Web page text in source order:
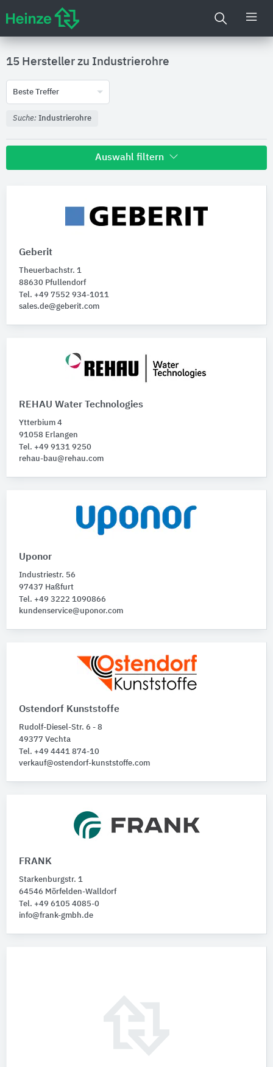
15 Hersteller zu Industrierohre
Beste Treffer
Suche: Industrierohre
Auswahl filtern
Umweltdeklarationen (EPDs)
Rohre
Mantel- und Verbundmantelrohre
Geberit
Theuerbachstr. 1
88630 Pfullendorf
Tel. +49 7552 934-1011
sales.de@geberit.com
REHAU Water Technologies
Ytterbium 4
91058 Erlangen
Tel. +49 9131 9250
rehau-bau@rehau.com
Uponor
Industriestr. 56
97437 Haßfurt
Tel. +49 3222 1090866
kundenservice@uponor.com
Ostendorf Kunststoffe
Rudolf-Diesel-Str. 6 - 8
49377 Vechta
Tel. +49 4441 874-10
verkauf@ostendorf-kunststoffe.com
FRANK
Starkenburgstr. 1
64546 Mörfelden-Walldorf
Tel. +49 6105 4085-0
info@frank-gmbh.de